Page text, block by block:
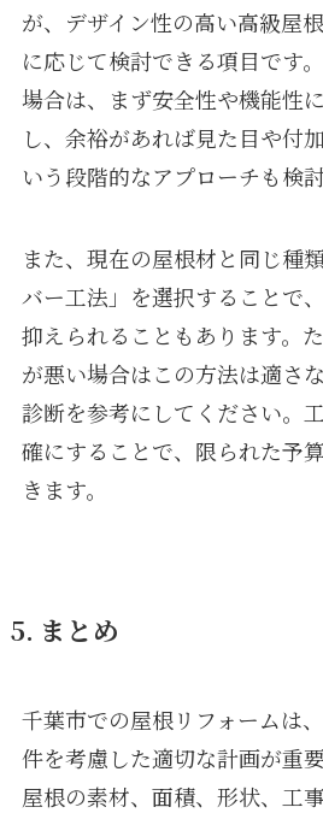
が、デザイン性の高い高級屋
に応じて検討できる項目です
場合は、まず安全性や機能性
し、余裕があれば見た目や付
いう段階的なアプローチも検
また、現在の屋根材と同じ種
バー工法」を選択することで
抑えられることもあります。
が悪い場合はこの方法は適さ
診断を参考にしてください。
確にすることで、限られた予
きます。
5. まとめ
千葉市での屋根リフォームは
件を考慮した適切な計画が重
屋根の素材、面積、形状、工